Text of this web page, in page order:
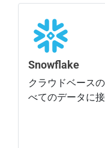
Snowflake
クラウドベース
べてのデータに